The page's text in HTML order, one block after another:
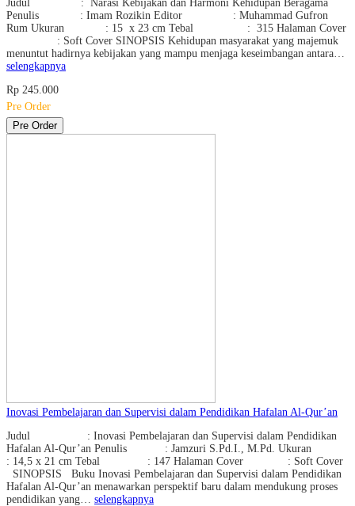
Judul : Narasi Kebijakan dan Harmoni Kehidupan Beragama
Penulis : Imam Rozikin Editor : Muhammad Gufron
Rum Ukuran : 15 x 23 cm Tebal : 315 Halaman Cover
: Soft Cover SINOPSIS Kehidupan masyarakat yang majemuk
menuntut hadirnya kebijakan yang mampu menjaga keseimbangan antara…
selengkapnya
Rp 245.000
Pre Order
Pre Order
Inovasi Pembelajaran dan Supervisi dalam Pendidikan Hafalan Al-Qur’an
Judul : Inovasi Pembelajaran dan Supervisi dalam Pendidikan
Hafalan Al-Qur’an Penulis : Jamzuri S.Pd.I., M.Pd. Ukuran
: 14,5 x 21 cm Tebal : 147 Halaman Cover : Soft Cover
SINOPSIS Buku Inovasi Pembelajaran dan Supervisi dalam Pendidikan
Hafalan Al-Qur’an menawarkan perspektif baru dalam mendukung proses
pendidikan yang… selengkapnya